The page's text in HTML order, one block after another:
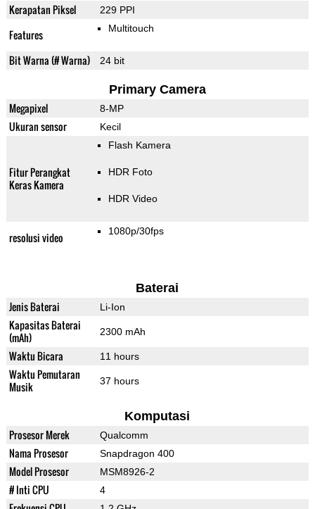
Kerapatan Piksel 229 PPI
Features Multitouch
Bit Warna (# Warna) 24 bit
Primary Camera
Megapixel 8-MP
Ukuran sensor Kecil
Fitur Perangkat
Keras Kamera
Flash Kamera
HDR Foto
HDR Video
resolusi video 1080p/30fps
Baterai
Jenis Baterai Li-Ion
Kapasitas Baterai
(mAh)
2300 mAh
Waktu Bicara 11 hours
Waktu Pemutaran
Musik
37 hours
Komputasi
Prosesor Merek Qualcomm
Nama Prosesor Snapdragon 400
Model Prosesor MSM8926-2
# Inti CPU 4